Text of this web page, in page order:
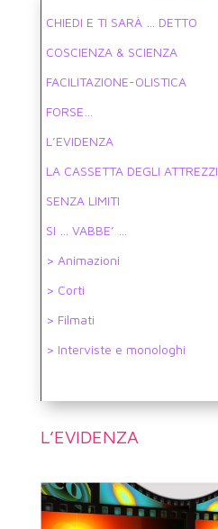
CHIEDI E TI SARÀ … DETTO
COSCIENZA & SCIENZA
FACILITAZIONE-OLISTICA
FORSE…
L’EVIDENZA
LA CASSETTA DEGLI ATTREZZI
SENZA LIMITI
SI … VABBE’ …
> Animazioni
> Corti
> Filmati
> Interviste e monologhi
L’EVIDENZA